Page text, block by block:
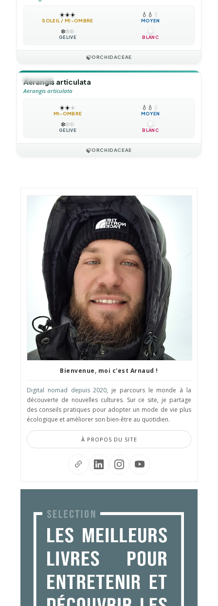
☀️☀️☀️
SOLEIL / MI-OMBRE
💧 💧 💧
MOYEN
❄️❄️❄️
GÉLIVE BLANC
🍃ORCHIDACEAE
🪴VIVACE
Aerangis articulata
Aerangis articulata
☀️☀️☀️
MI-OMBRE
💧 💧 💧
MOYEN
❄️❄️❄️
GÉLIVE BLANC
🍃ORCHIDACEAE
Bienvenue, moi c'est Arnaud !
Digital nomad depuis 2020, je parcours le monde à la
découverte de nouvelles cultures. Sur ce site, je partage
des conseils pratiques pour adopter un mode de vie plus
écologique et améliorer son bien-être au quotidien.
À PROPOS DU SITE